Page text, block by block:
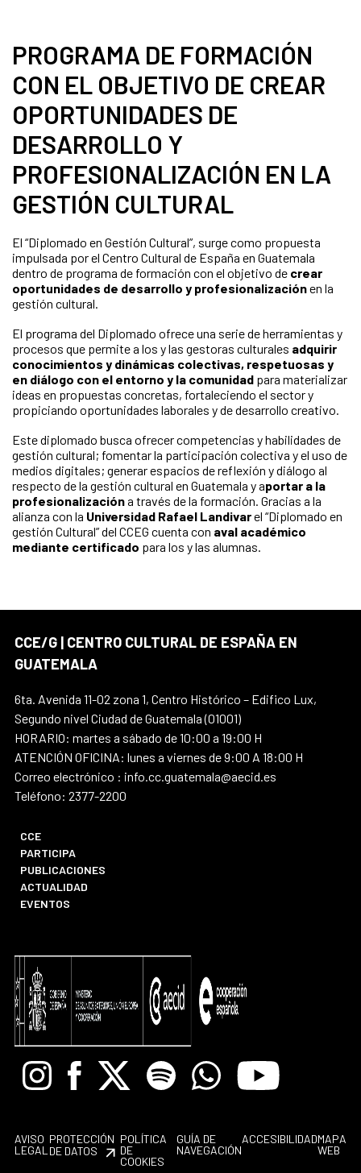
PROGRAMA DE FORMACIÓN
CON EL OBJETIVO DE CREAR
OPORTUNIDADES DE
DESARROLLO Y
PROFESIONALIZACIÓN EN LA
GESTIÓN CULTURAL
El “Diplomado en Gestión Cultural”, surge como propuesta
impulsada por el Centro Cultural de España en Guatemala
dentro de programa de formación con el objetivo de crear
oportunidades de desarrollo y profesionalizaciónen la
gestión cultural.
El programa del Diplomado ofrece una serie de herramientas y
procesos que permite a los y las gestoras culturales adquirir
conocimientos y dinámicas colectivas, respetuosas y
en diálogo con el entorno y la comunidad para materializar
ideas en propuestas concretas, fortaleciendo el sector y
propiciando oportunidades laborales y de desarrollo creativo.
Este diplomado busca ofrecer competencias y habilidades de
gestión cultural; fomentar la participación colectiva y el uso de
medios digitales; generar espacios de reflexión y diálogo al
respecto de la gestión cultural en Guatemala y aportar a la
profesionalizacióna través de la formación. Gracias a la
alianza con la Universidad Rafael Landivarel “Diplomado en
gestión Cultural” del CCEG cuenta con aval académico
mediante certificado para los y las alumnas.
CCE/G | CENTRO CULTURAL DE ESPAÑA EN
GUATEMALA
6ta. Avenida 11-02 zona 1, Centro Histórico – Edifico Lux,
Segundo nivel Ciudad de Guatemala (01001)
HORARIO: martes a sábado de 10:00 a 19:00 H
ATENCIÓN OFICINA: lunes a viernes de 9:00 A 18:00 H
Correo electrónico : info.cc.guatemala@aecid.es
Teléfono: 2377-2200
CCE
PARTICIPA
PUBLICACIONES
ACTUALIDAD
EVENTOS
InstagramFacebook
X Spotify WhatsappYoutube
AVISO
LEGAL
PROTECCIÓN
DE DATOS
POLÍTICA
DE
COOKIES
GUÍA DE
NAVEGACIÓN
ACCESIBILIDADMAPA
WEB